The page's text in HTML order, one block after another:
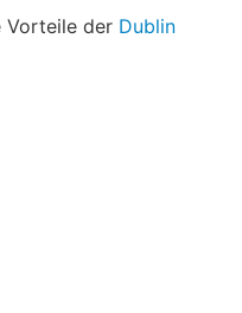
Vorteile der Dublin